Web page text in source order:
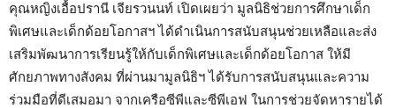
คุณหญิงเอื้อปรานี เจียรวนนท์ เปิดเผยว่า มูลนิธิช่วยการศึกษาเด็ก
พิเศษและเด็กด้อยโอกาสฯ ได้ดำเนินการสนับสนุนช่วยเหลือและส่ง
เสริมพัฒนาการเรียนรู้ให้กับเด็กพิเศษและเด็กด้อยโอกาส ให้มี
ศักยภาพทางสังคม ที่ผ่านมามูลนิธิฯ ได้รับการสนับสนุนและความ
ร่วมมือที่ดีเสมอมา จากเครือซีพีและซีพีเอฟ ในการช่วยจัดหารายได้